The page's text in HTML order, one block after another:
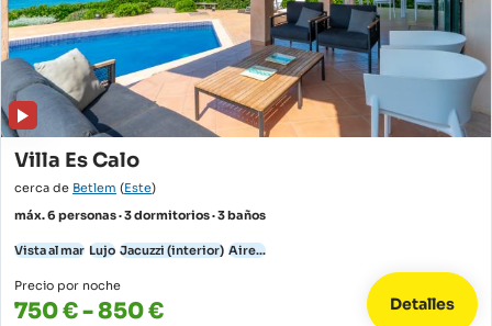
Villa Es Calo
cerca de Betlem (Este)
máx. 6 personas · 3 dormitorios · 3 baños
Vista al mar Lujo Jacuzzi (interior) Aire...
Precio por noche
750 € - 850 € Detalles